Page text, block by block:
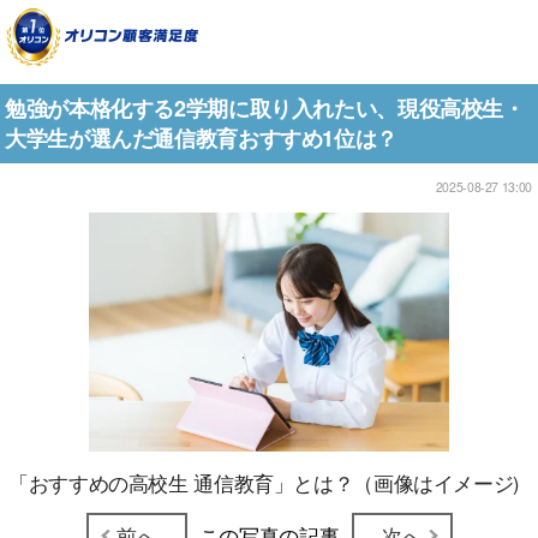
勉強が本格化する2学期に取り入れたい、現役高校生・
大学生が選んだ通信教育おすすめ1位は？
2025-08-27 13:00
「おすすめの高校生 通信教育」とは？（画像はイメージ)